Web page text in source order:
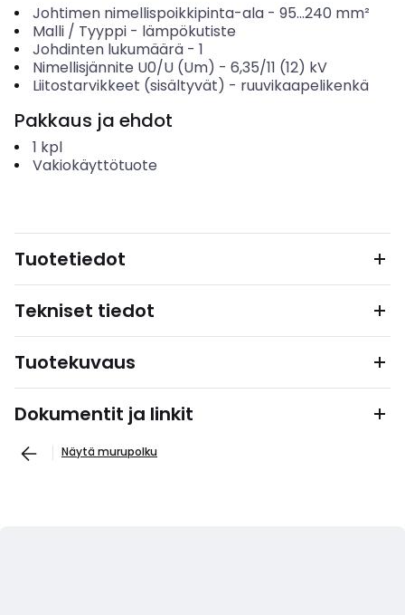
Johtimen nimellispoikkipinta-ala- 95...240 mm²
Malli / Tyyppi- lämpökutiste
Johdinten lukumäärä- 1
Nimellisjännite U0/U (Um) - 6,35/11 (12) kV
Liitostarvikkeet (sisältyvät) - ruuvikaapelikenkä
Pakkaus ja ehdot
1 kpl
Vakiokäyttötuote
Tuotetiedot
Tekniset tiedot
Tuotekuvaus
Dokumentit ja linkit
Näytä murupolku